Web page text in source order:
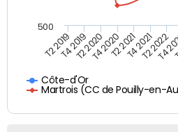
Côte-d'Or
Martrois (CC de Pouilly-en-
T2 2019T4 2019T2 2020T4 2020T2 2021T4 2021T2 2022
T4
500